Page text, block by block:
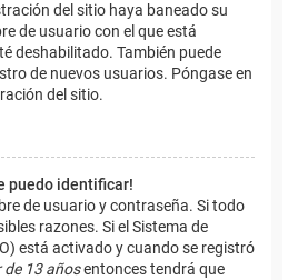
del sitio haya baneado su
de usuario con el que está
deshabilitado. También puede
de nuevos usuarios. Póngase en
del sitio.
puedo identificar!
de usuario y contraseña. Si todo
razones. Si el Sistema de
está activado y cuando se registró
de 13 añosentonces tendrá que